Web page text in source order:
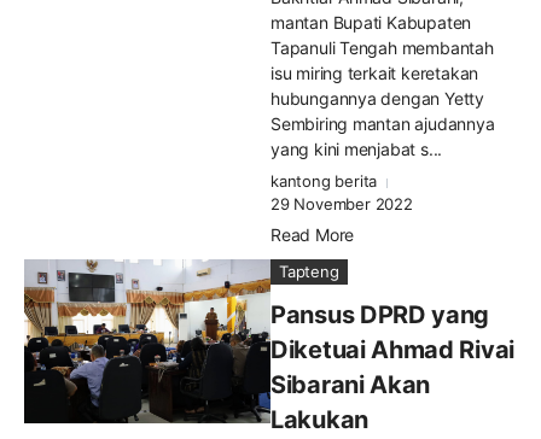
mantan Bupati Kabupaten
Tapanuli Tengah membantah
isu miring terkait keretakan
hubungannya dengan Yetty
Sembiring mantan ajudannya
yang kini menjabat s...
kantong berita
29 November 2022
Read More
Tapteng
Pansus DPRD yang
Diketuai Ahmad Rivai
Sibarani Akan
Lakukan